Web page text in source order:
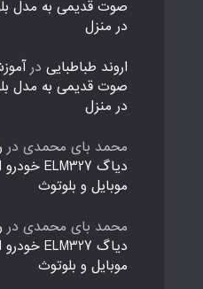
در منزل
اروند طباطبایی در
در منزل
محمد بای محمدی در
موبایل و بلوتوث
محمد بای محمدی در
موبایل و بلوتوث